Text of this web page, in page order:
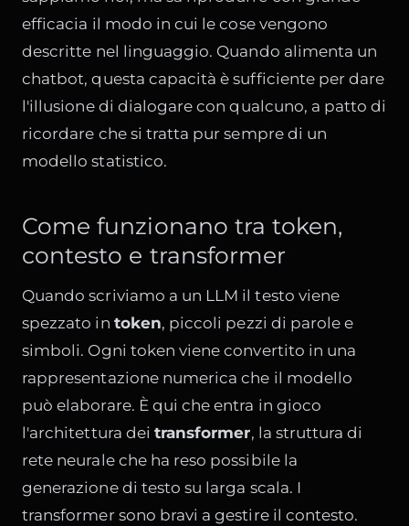
efficacia il modo in cui le cose vengono
descritte nel linguaggio. Quando alimenta un
chatbot, questa capacità è sufficiente per dare
l'illusione di dialogare con qualcuno, a patto di
ricordare che si tratta pur sempre di un
modello statistico.
Come funzionano tra token,
contesto e transformer
Quando scriviamo a un LLM il testo viene
spezzato in token, piccoli pezzi di parole e
simboli. Ogni token viene convertito in una
rappresentazione numerica che il modello
può elaborare. È qui che entra in gioco
l'architettura dei transformer, la struttura di
rete neurale che ha reso possibile la
generazione di testo su larga scala. I
transformer sono bravi a gestire il contesto.